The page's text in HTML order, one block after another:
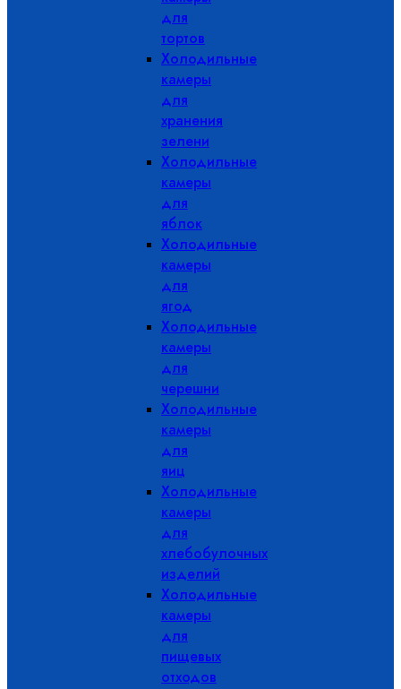
для
тортов
Холодильные
камеры
для
хранения
зелени
Холодильные
камеры
для
яблок
Холодильные
камеры
для
ягод
Холодильные
камеры
для
черешни
Холодильные
камеры
для
яиц
Холодильные
камеры
для
хлебобулочных
изделий
Холодильные
камеры
для
пищевых
отходов